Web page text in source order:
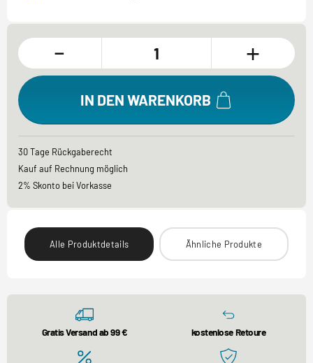
- +
IN DEN WARENKORB
30 Tage Rückgaberecht
Kauf auf Rechnung möglich
2% Skonto bei Vorkasse
Alle Produktdetails Ähnliche Produkte
Gratis Versand ab 99 € kostenlose Retoure